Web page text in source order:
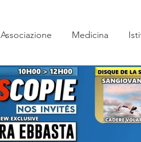
Associazione Medicina